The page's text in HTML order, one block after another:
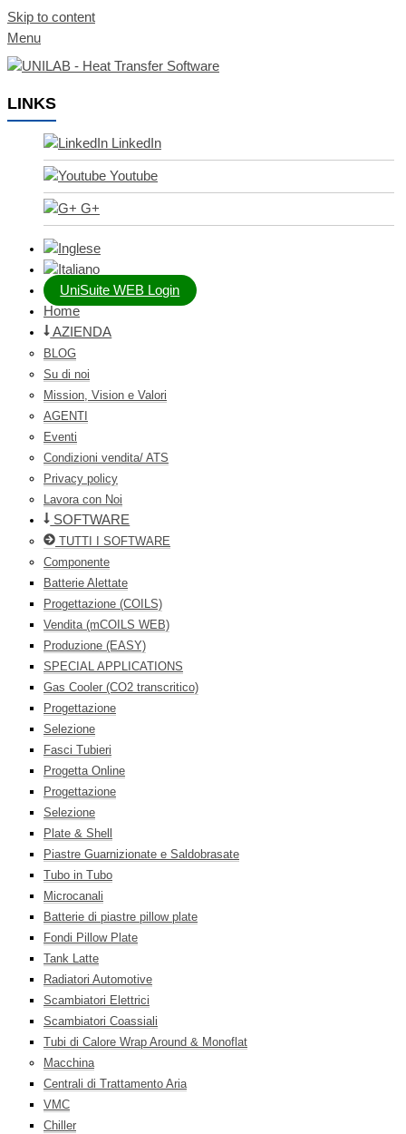
Skip to content
Menu
LINKS
LinkedIn
Youtube
G+
UniSuite WEB Login
Home
AZIENDA
BLOG
Su di noi
Mission, Vision e Valori
AGENTI
Eventi
Condizioni vendita/ ATS
Privacy policy
Lavora con Noi
SOFTWARE
TUTTI I SOFTWARE
Componente
Batterie Alettate
Progettazione (COILS)
Vendita (mCOILS WEB)
Produzione (EASY)
SPECIAL APPLICATIONS
Gas Cooler (CO2 transcritico)
Progettazione
Selezione
Fasci Tubieri
Progetta Online
Progettazione
Selezione
Plate & Shell
Piastre Guarnizionate e Saldobrasate
Tubo in Tubo
Microcanali
Batterie di piastre pillow plate
Fondi Pillow Plate
Tank Latte
Radiatori Automotive
Scambiatori Elettrici
Scambiatori Coassiali
Tubi di Calore Wrap Around & Monoflat
Macchina
Centrali di Trattamento Aria
VMC
Chiller